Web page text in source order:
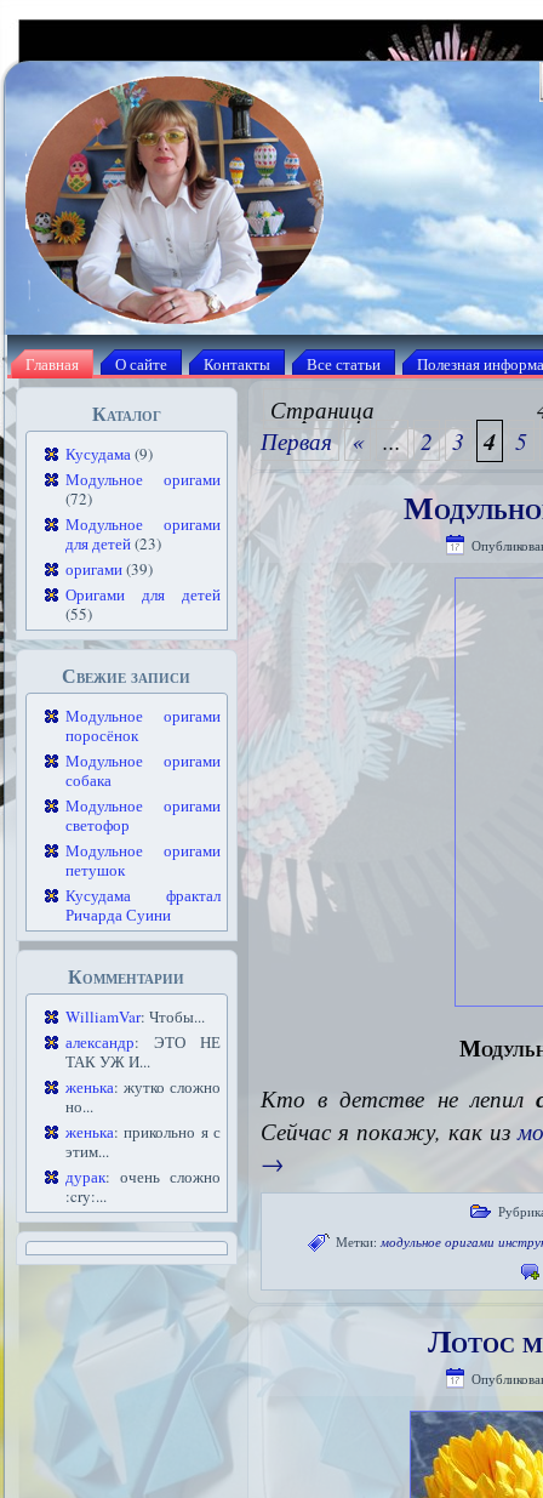
Главная О сайте Контакты Все статьи Полезная
Каталог
Кусудама(9)
Модульное оригами
(72)
Модульное оригами
для детей(23)
оригами(39)
Оригами для детей
(55)
Свежие записи
Модульное оригами
поросёнок
Модульное оригами
собака
Модульное оригами
светофор
Модульное оригами
петушок
Кусудама фрактал
Ричарда Суини
Комментарии
WilliamVar: Чтобы...
александр: ЭТО НЕ
ТАК УЖ И...
женька: жутко сложно
но...
женька: прикольно я с
этим...
дурак: очень сложно
:cry:...
Первая
« ... 2 3 4 5
Кто в детстве не лепил
Сейчас я покажу, как из
→
Метки: модульное оригами
Лотос